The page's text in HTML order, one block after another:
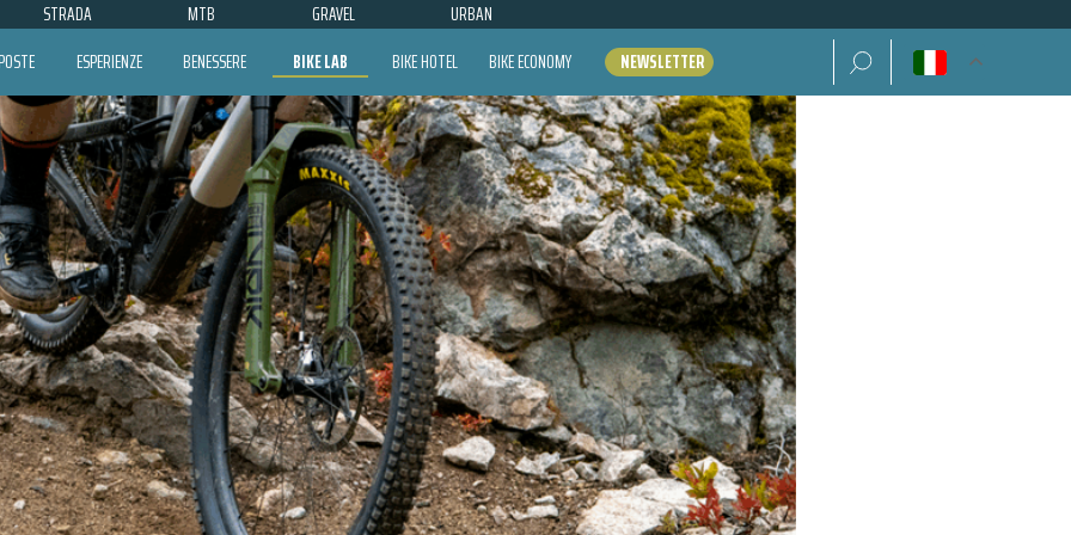
STRADA MTB GRAVEL URBAN
ESPERIENZE BENESSERE BIKE LAB BIKE HOTEL BIKE ECONOMY NEWSLETTER Ricerca per: